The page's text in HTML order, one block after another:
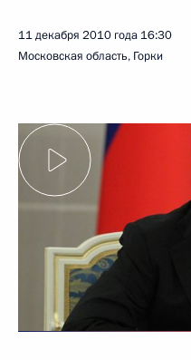
11 декабря 2010 года 16:30
Московская область, Горки